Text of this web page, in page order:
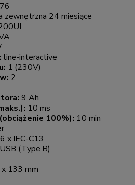
zewnętrzna 24 miesiące
line-interactive
1 (230V)
2
9 Ah
10 ms
100%): 10 min
6 x IEC-C13
(Type B)
133 mm